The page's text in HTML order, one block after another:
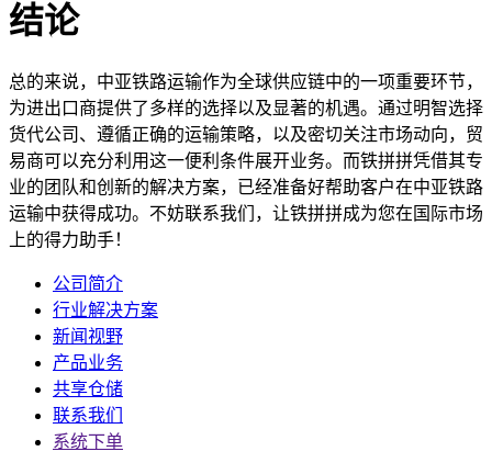
结论
总的来说，中亚铁路运输作为全球供应链中的一项重要环节，
为进出口商提供了多样的选择以及显著的机遇。通过明智选择
货代公司、遵循正确的运输策略，以及密切关注市场动向，贸
易商可以充分利用这一便利条件展开业务。而铁拼拼凭借其专
业的团队和创新的解决方案，已经准备好帮助客户在中亚铁路
运输中获得成功。不妨联系我们，让铁拼拼成为您在国际市场
上的得力助手！
公司简介
行业解决方案
新闻视野
产品业务
共享仓储
联系我们
系统下单